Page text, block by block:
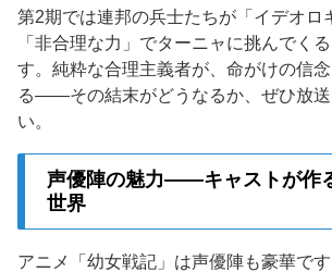
第2期では連邦の兵士たちが「イデオロ
「非合理な力」でターニャに挑んでく
す。純粋な合理主義者が、命がけの信
る——その結末がどうなるか、ぜひ放送
い。
声優陣の魅力——キャストが作
世界
アニメ「幼女戦記」は声優陣も豪華で